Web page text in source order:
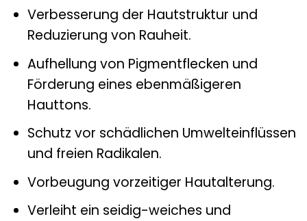
Verbesserung der Hautstruktur und
Reduzierung von Rauheit.
Aufhellung von Pigmentflecken und
Förderung eines ebenmäßigeren
Hauttons.
Schutz vor schädlichen Umwelteinflüssen
und freien Radikalen.
Vorbeugung vorzeitiger Hautalterung.
Verleiht ein seidig-weiches und